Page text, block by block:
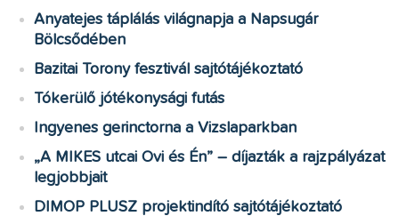
Anyatejes táplálás világnapja a Napsugár
Bölcsődében
Bazitai Torony fesztivál sajtótájékoztató
Tókerülő jótékonysági futás
Ingyenes gerinctorna a Vizslaparkban
„A MIKES utcai Ovi és Én” – díjazták a rajzpályázat
legjobbjait
DIMOP PLUSZ projektindító sajtótájékoztató